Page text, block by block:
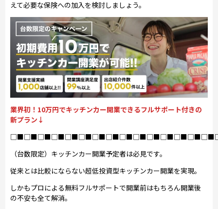
えて必要な保険への加入を検討しましょう。
業界初！10万円でキッチンカー開業できるフルサポート付きの
新プラン↓
（台数限定）キッチンカー開業予定者は必見です。
従来とは比較にならない超低投資型キッチンカー開業を実現。
しかもプロによる無料フルサポートで開業前はもちろん開業後
の不安も全て解消。